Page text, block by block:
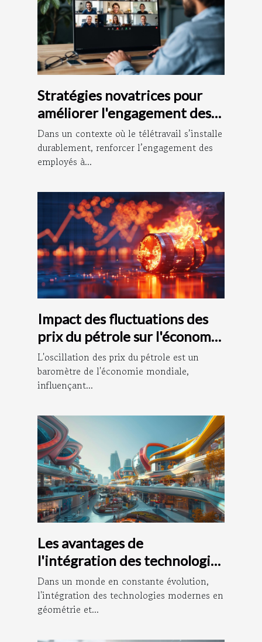
Stratégies novatrices pour
améliorer l'engagement des
employés à distance
Dans un contexte où le télétravail s’installe
durablement, renforcer l’engagement des
employés à...
Impact des fluctuations des
prix du pétrole sur l'économie
mondiale
L'oscillation des prix du pétrole est un
baromètre de l'économie mondiale,
influençant...
Les avantages de
l'intégration des technologies
modernes en géométrie et
urbanisme
Dans un monde en constante évolution,
l'intégration des technologies modernes en
géométrie et...